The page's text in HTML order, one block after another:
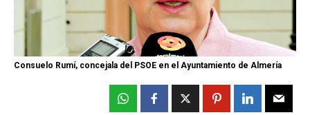
Consuelo Rumí, concejala del PSOE en el Ayuntamiento de Almería